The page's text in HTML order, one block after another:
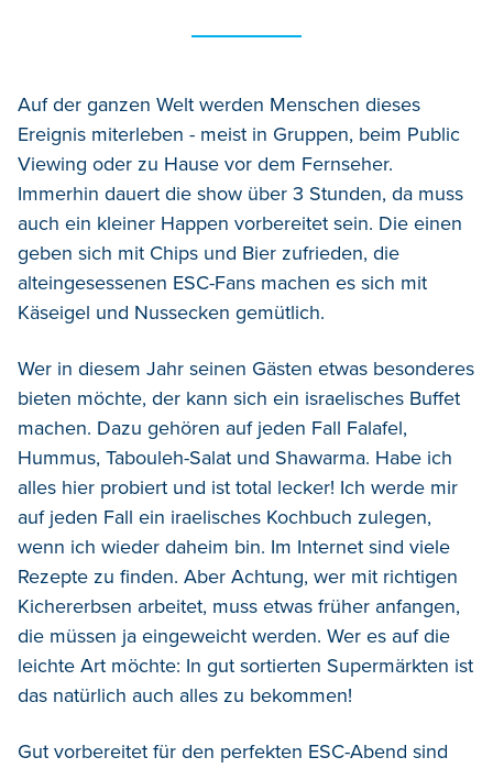
Auf der ganzen Welt werden Menschen dieses
Ereignis miterleben - meist in Gruppen, beim Public
Viewing oder zu Hause vor dem Fernseher.
Immerhin dauert die show über 3 Stunden, da muss
auch ein kleiner Happen vorbereitet sein. Die einen
geben sich mit Chips und Bier zufrieden, die
alteingesessenen ESC-Fans machen es sich mit
Käseigel und Nussecken gemütlich.
Wer in diesem Jahr seinen Gästen etwas besonderes
bieten möchte, der kann sich ein israelisches Buffet
machen. Dazu gehören auf jeden Fall Falafel,
Hummus, Tabouleh-Salat und Shawarma. Habe ich
alles hier probiert und ist total lecker! Ich werde mir
auf jeden Fall ein iraelisches Kochbuch zulegen,
wenn ich wieder daheim bin. Im Internet sind viele
Rezepte zu finden. Aber Achtung, wer mit richtigen
Kichererbsen arbeitet, muss etwas früher anfangen,
die müssen ja eingeweicht werden. Wer es auf die
leichte Art möchte: In gut sortierten Supermärkten ist
das natürlich auch alles zu bekommen!
Gut vorbereitet für den perfekten ESC-Abend sind